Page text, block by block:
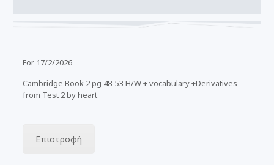
For 17/2/2026
Cambridge Book 2 pg 48-53 H/W + vocabulary +Derivatives
from Test 2 by heart
Επιστροφή